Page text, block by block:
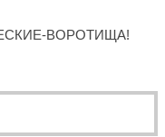
ВОРОТИЩА!